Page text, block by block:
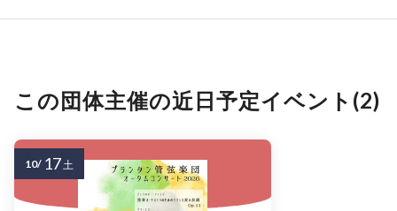
この団体主催の近日予定イベント(2)
10/ 17土